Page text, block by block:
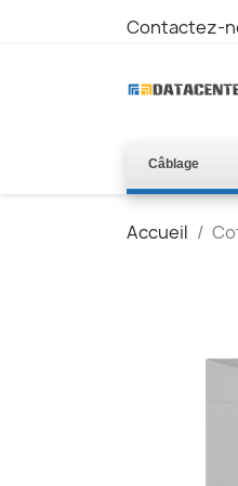
Contactez-
Câblage
Accueil